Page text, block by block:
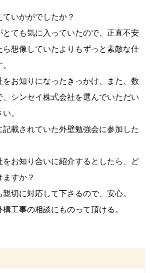
いかがでしたか？
とても気に入っていたので、正直不安
ら想像していたよりもずっと素敵な仕
お知りになったきっかけ、また、数
、シンセイ株式会社を選んでいただい
。
載されていた外壁勉強会に参加した
お知り合いに紹介するとしたら、ど
すか？
切に対応して下さるので、安心。
工事の相談にものって頂ける。